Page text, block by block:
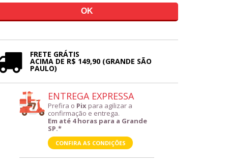
FRETE GRÁTIS
ACIMA DE R$ 149,90 (GRANDE SÃO
PAULO)
ENTREGA EXPRESSA
Prefira o Pix para agilizar a
confirmação e entrega.
Em até 4 horas para a Grande
SP.*
CONFIRA AS CONDIÇÕES